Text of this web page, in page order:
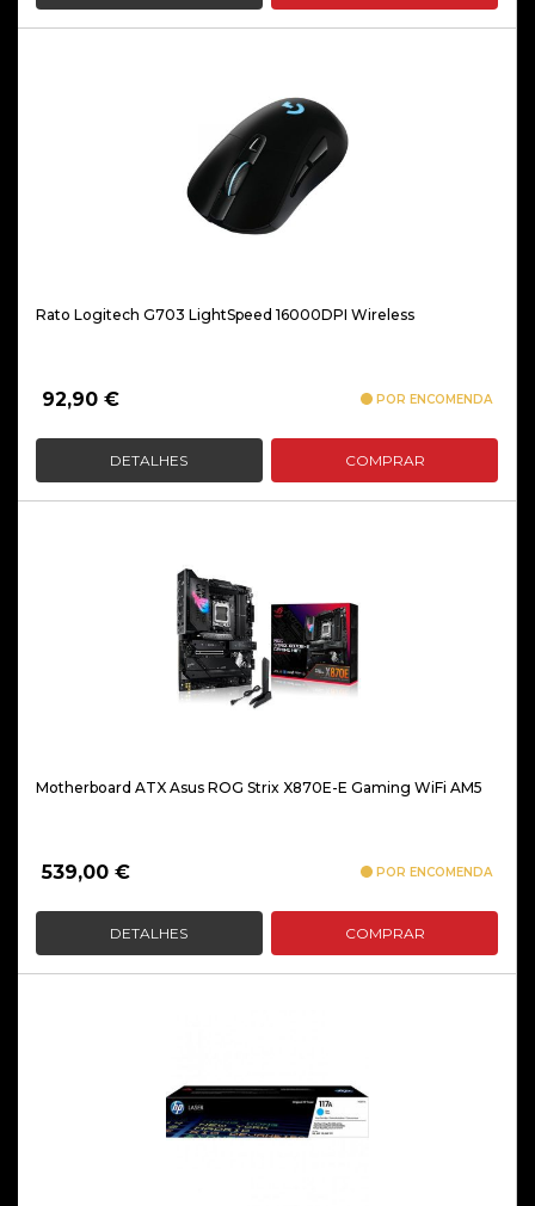
Rato Logitech G703 LightSpeed 16000DPI Wireless
92,90 € POR ENCOMENDA
DETALHES COMPRAR
Motherboard ATX Asus ROG Strix X870E-E Gaming WiFi AM5
539,00 € POR ENCOMENDA
DETALHES COMPRAR